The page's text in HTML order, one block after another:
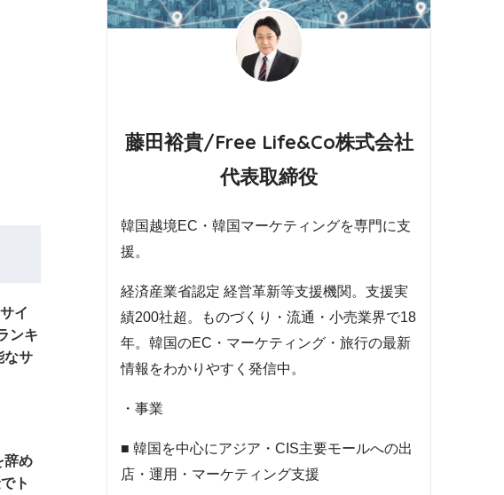
イ
ンキ
なサ
辞め
ト
藤田裕貴/Free Life&Co株式会社
代表取締役
韓国越境EC・韓国マーケティングを専門に支
援。
経済産業省認定 経営革新等支援機関。支援実
績200社超。ものづくり・流通・小売業界で18
年。韓国のEC・マーケティング・旅行の最新
情報をわかりやすく発信中。
・事業
■ 韓国を中心にアジア・CIS主要モールへの出
店・運用・マーケティング支援